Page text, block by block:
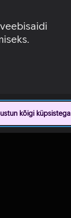
kõigi küpsistega